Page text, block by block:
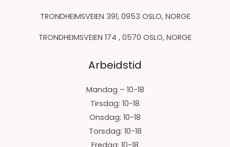
TRONDHEIMSVEIEN 391, 0953 OSLO, NORGE
TRONDHEIMSVEIEN 174 , 0570 OSLO, NORGE
Arbeidstid
Mandag – 10-18
Tirsdag: 10-18
Onsdag: 10-18
Torsdag: 10-18
Fredag: 10-18